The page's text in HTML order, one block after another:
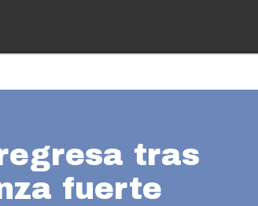
tras
fuerte